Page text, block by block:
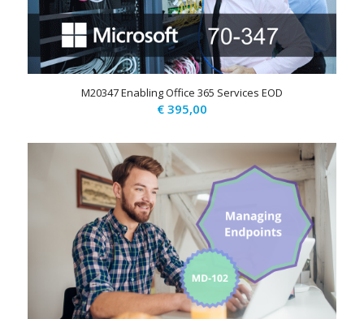
M20347 Enabling Office 365 Services EOD
€395,00